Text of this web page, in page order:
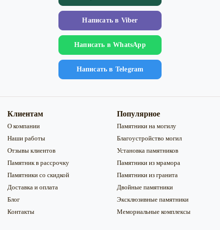
Напиcать в Viber
Напиcать в WhatsApp
Напиcать в Telegram
Клиентам
О компании
Наши работы
Отзывы клиентов
Памятник в рассрочку
Памятники со скидкой
Доставка и оплата
Блог
Контакты
Популярное
Памятники на могилу
Благоустройство могил
Установка памятников
Памятники из мрамора
Памятники из гранита
Двойные памятники
Эксклюзивные памятники
Мемориальные комплексы